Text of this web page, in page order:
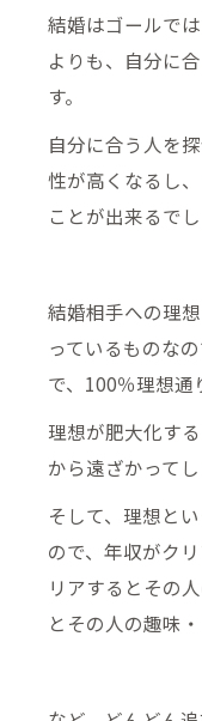
結婚はゴールで
よりも、自分に
す。
自分に合う人を
性が高くなるし
ことが出来るでし
結婚相手への理
っているものな
で、100％理想通
理想が肥大化す
から遠ざかってし
そして、理想と
ので、年収がク
リアするとその
とその人の趣味・